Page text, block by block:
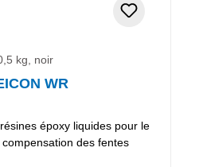
kg, noir
WR
époxy liquides pour le
des fentes